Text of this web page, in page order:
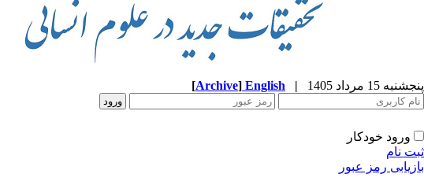
پنجشنبه 15 مرداد 1405 |
English
[Archive]
ورود خودکار
ثبت نام
بازیابی رمز عبور